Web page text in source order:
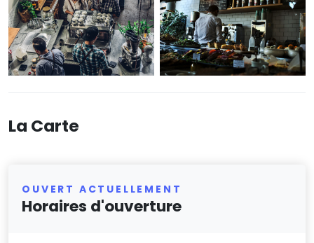
La Carte
OUVERT ACTUELLEMENT
Horaires d'ouverture